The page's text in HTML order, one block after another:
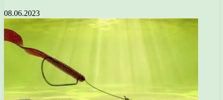
08.06.2023